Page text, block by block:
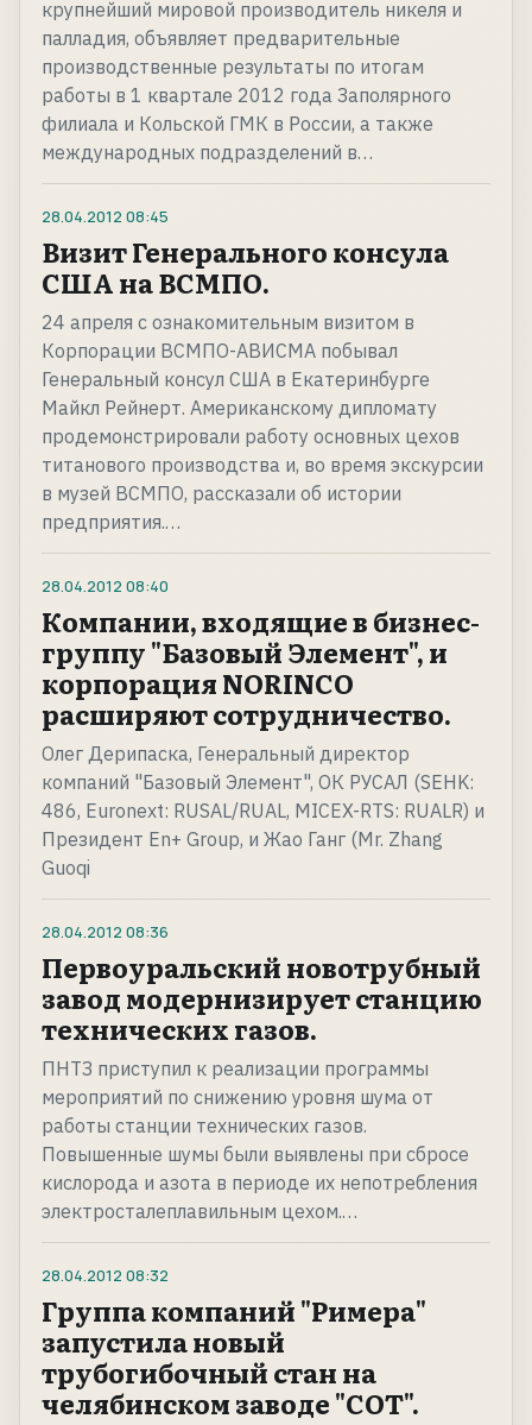
крупнейший мировой производитель никеля и
палладия, объявляет предварительные
производственные результаты по итогам
работы в 1 квартале 2012 года Заполярного
филиала и Кольской ГМК в России, а также
международных подразделений в…
28.04.2012 08:45
Визит Генерального консула
США на ВСМПО.
24 апреля с ознакомительным визитом в
Корпорации ВСМПО-АВИСМА побывал
Генеральный консул США в Екатеринбурге
Майкл Рейнерт. Американскому дипломату
продемонстрировали работу основных цехов
титанового производства и, во время экскурсии
в музей ВСМПО, рассказали об истории
предприятия.…
28.04.2012 08:40
Компании, входящие в бизнес-
группу "Базовый Элемент", и
корпорация NORINCO
расширяют сотрудничество.
Олег Дерипаска, Генеральный директор
компаний "Базовый Элемент", ОК РУСАЛ (SEHK:
486, Euronext: RUSAL/RUAL, MICEX-RTS: RUALR) и
Президент En+ Group, и Жао Ганг (Mr. Zhang
Guoqi
28.04.2012 08:36
Первоуральский новотрубный
завод модернизирует станцию
технических газов.
ПНТЗ приступил к реализации программы
мероприятий по снижению уровня шума от
работы станции технических газов.
Повышенные шумы были выявлены при сбросе
кислорода и азота в периоде их непотребления
электросталеплавильным цехом.…
28.04.2012 08:32
Группа компаний "Римера"
запустила новый
трубогибочный стан на
челябинском заводе "СОТ".